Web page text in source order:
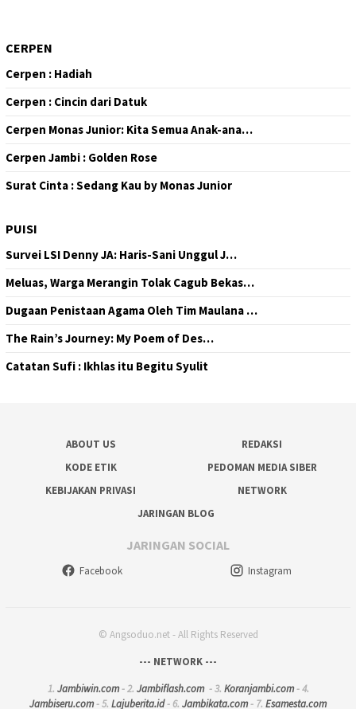
CERPEN
Cerpen : Hadiah
Cerpen : Cincin dari Datuk
Cerpen Monas Junior: Kita Semua Anak-ana…
Cerpen Jambi : Golden Rose
Surat Cinta : Sedang Kau by Monas Junior
PUISI
Survei LSI Denny JA: Haris-Sani Unggul J…
Meluas, Warga Merangin Tolak Cagub Bekas…
Dugaan Penistaan Agama Oleh Tim Maulana …
The Rain’s Journey: My Poem of Des…
Catatan Sufi : Ikhlas itu Begitu Syulit
ABOUT US
REDAKSI
KODE ETIK
PEDOMAN MEDIA SIBER
KEBIJAKAN PRIVASI
NETWORK
JARINGAN BLOG
JARINGAN SOCIAL
Facebook Instagram
© Angsoduo.net - All Rights Reserved
--- NETWORK ---
1. Jambiwin.com- 2. Jambiflash.com- 3. Koranjambi.com- 4.
Jambiseru.com- 5. Lajuberita.id- 6. Jambikata.com- 7. Esamesta.com